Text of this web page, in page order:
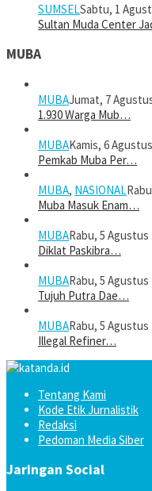
SUMSELSabtu, 1
Sultan Muda Center
MUBA
MUBAJumat, 7
1.930 Warga Mub…
MUBAKamis, 6
Pemkab Muba Per…
MUBA, NASIONAL
Muba Masuk Enam…
MUBARabu, 5 Agustus
Diklat Paskibra…
MUBARabu, 5 Agustus
Tujuh Putra Dae…
MUBARabu, 5 Agustus
Illegal Refiner…
Tentang Kami
Kode Etik Jurnalistik
Redaksi
Pedoman Media Siber
Jaringan Social